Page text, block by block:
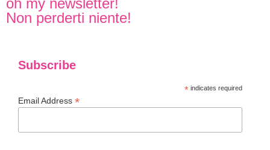
oh my newsletter!
Non perderti niente!
Subscribe
* indicates required
Email Address *